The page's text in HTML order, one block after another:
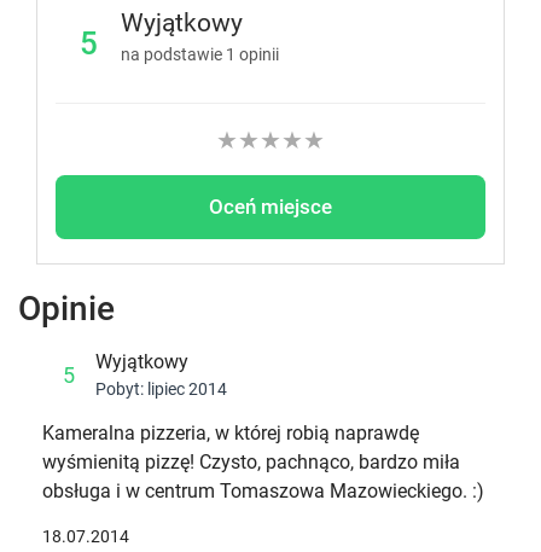
5
Wyjątkowy
na podstawie 1 opinii
★
★
★
★
★
Oceń miejsce
Opinie
5 Wyjątkowy
Pobyt: lipiec 2014
Kameralna pizzeria, w której robią naprawdę
wyśmienitą pizzę! Czysto, pachnąco, bardzo miła
obsługa i w centrum Tomaszowa Mazowieckiego. :)
18.07.2014